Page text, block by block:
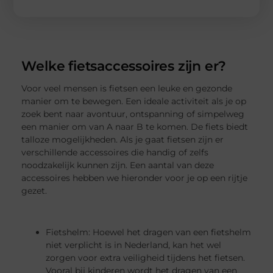
Welke fietsaccessoires zijn er?
Voor veel mensen is fietsen een leuke en gezonde
manier om te bewegen. Een ideale activiteit als je op
zoek bent naar avontuur, ontspanning of simpelweg
een manier om van A naar B te komen. De fiets biedt
talloze mogelijkheden. Als je gaat fietsen zijn er
verschillende accessoires die handig of zelfs
noodzakelijk kunnen zijn. Een aantal van deze
accessoires hebben we hieronder voor je op een rijtje
gezet.
Fietshelm: Hoewel het dragen van een fietshelm
niet verplicht is in Nederland, kan het wel
zorgen voor extra veiligheid tijdens het fietsen.
Vooral bij kinderen wordt het dragen van een